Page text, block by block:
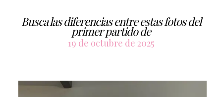
Busca las diferencias entre estas fotos del
primer partido de
19 de octubre de 2025